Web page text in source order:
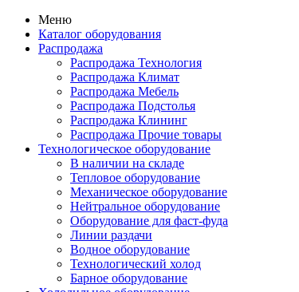
Меню
Каталог оборудования
Распродажа
Распродажа Технология
Распродажа Климат
Распродажа Мебель
Распродажа Подстолья
Распродажа Клининг
Распродажа Прочие товары
Технологическое оборудование
В наличии на складе
Тепловое оборудование
Механическое оборудование
Нейтральное оборудование
Оборудование для фаст-фуда
Линии раздачи
Водное оборудование
Технологический холод
Барное оборудование